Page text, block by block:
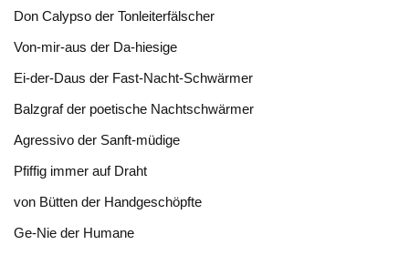
Don Calypso der Tonleiterfälscher
Von-mir-aus der Da-hiesige
Ei-der-Daus der Fast-Nacht-Schwärmer
Balzgraf der poetische Nachtschwärmer
Agressivo der Sanft-müdige
Pfiffig immer auf Draht
von Bütten der Handgeschöpfte
Ge-Nie der Humane